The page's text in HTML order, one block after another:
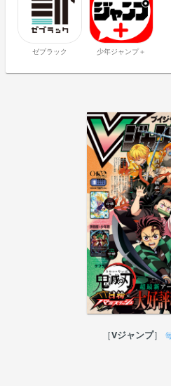
ゼブラック 少年ジャンプ＋
Vジャンプ